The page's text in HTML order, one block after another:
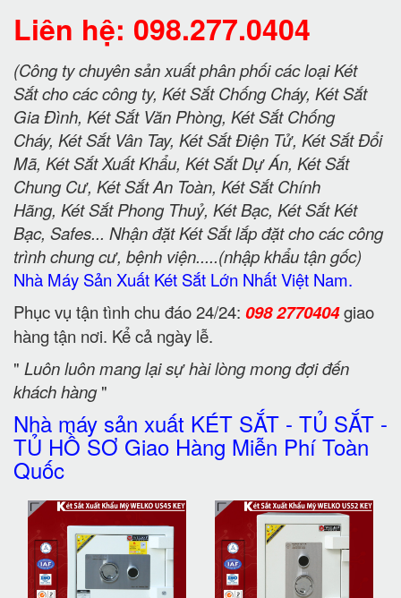
Liên hệ: 098.277.0404
(Công ty chuyên sản xuất phân phối các loại Két
Sắt cho các công ty, Két Sắt Chống Cháy, Két Sắt
Gia Đình, Két Sắt Văn Phòng, Két Sắt Chống
Cháy, Két Sắt Vân Tay, Két Sắt Điện Tử, Két Sắt Đổi
Mã, Két Sắt Xuất Khẩu, Két Sắt Dự Án, Két Sắt
Chung Cư, Két Sắt An Toàn, Két Sắt Chính
Hãng, Két Sắt Phong Thuỷ, Két Bạc, Két Sắt Két
Bạc, Safes... Nhận đặt Két Sắt lắp đặt cho các công
trình chung cư, bệnh viện.....(nhập khẩu tận gốc)
Nhà Máy Sản Xuất Két Sắt Lớn Nhất Việt Nam.
Phục vụ tận tình chu đáo 24/24: 098 2770404giao
hàng tận nơi. Kể cả ngày lễ.
" Luôn luôn mang lại sự hài lòng mong đợi đến
khách hàng"
Nhà máy sản xuất KÉT SẮT - TỦ SẮT -
TỦ HỒ SƠ Giao Hàng Miễn Phí Toàn
Quốc